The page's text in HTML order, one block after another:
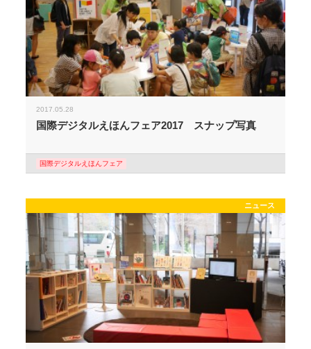
2017.05.28
国際デジタルえほんフェア2017 スナップ写真
国際デジタルえほんフェア
ニュース